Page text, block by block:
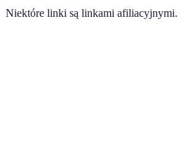
Niektóre linki są linkami afiliacyjnymi.